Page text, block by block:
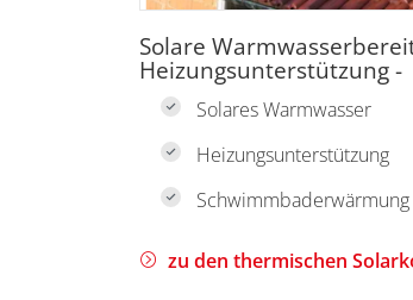
Solare
Heizungsunterstützung -
Solares Warmwasser
Heizungsunterstützung
Schwimmbaderwärmung
zu den thermischen